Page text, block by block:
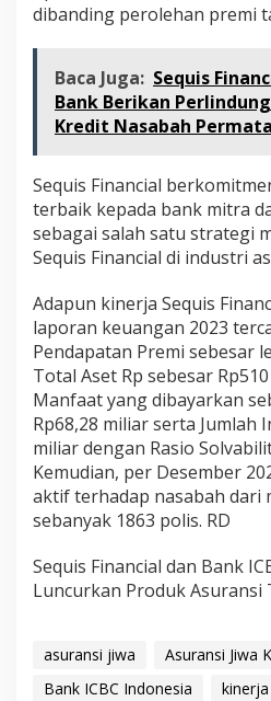
dibanding perolehan premi
Baca Juga: Sequis
Bank Berikan
Kredit Nasabah
Sequis Financial
terbaik kepada bank mitra
sebagai salah satu strategi
Sequis Financial di industri
Adapun kinerja Sequis
laporan keuangan 2023
Pendapatan Premi sebesar
Total Aset Rp sebesar
Manfaat yang dibayarkan
Rp68,28 miliar serta Jumlah
miliar dengan Rasio
Kemudian, per Desember
aktif terhadap nasabah dari
sebanyak 1863 polis. RD
Sequis Financial dan Bank
Luncurkan Produk Asuransi
asuransi jiwa
Asuransi Jiwa
Bank ICBC Indonesia